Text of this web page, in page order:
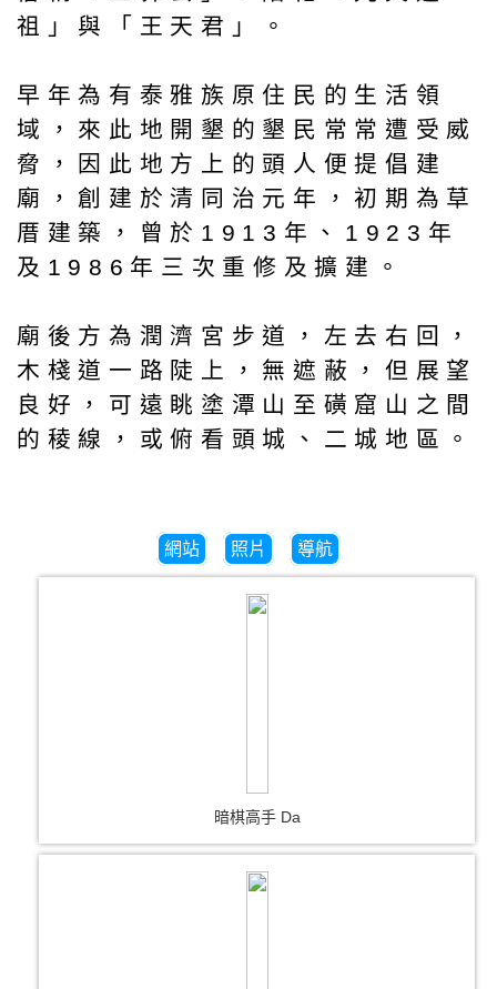
祖」與「王天君」。
早年為有泰雅族原住民的生活領
域，來此地開墾的墾民常常遭受威
脅，因此地方上的頭人便提倡建
廟，創建於清同治元年，初期為草
厝建築，曾於1913年、1923年
及1986年三次重修及擴建。
廟後方為潤濟宮步道，左去右回，
木棧道一路陡上，無遮蔽，但展望
良好，可遠眺塗潭山至磺窟山之間
的稜線，或俯看頭城、二城地區。
網站 照片 導航
暗棋高手 Da